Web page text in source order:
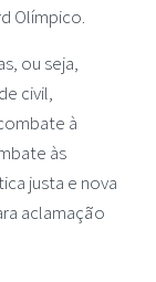
Olímpico.
ou seja,
civil,
à
às
justa e nova
aclamação